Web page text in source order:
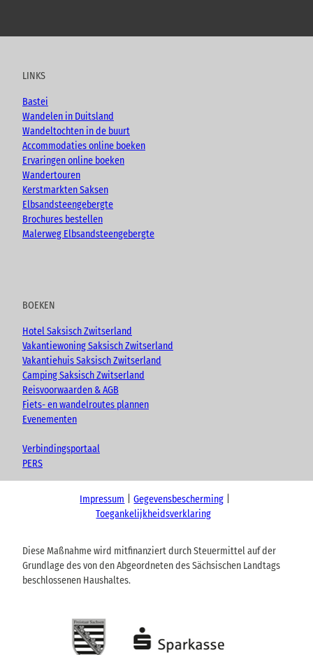
u
e
c
o
k
s
a
m
o
LINKS
Bastei
Wandelen in Duitsland
Wandeltochten in de buurt
Accommodaties online boeken
Ervaringen online boeken
Wandertouren
Kerstmarkten Saksen
Elbsandsteengebergte
Brochures bestellen
Malerweg Elbsandsteengebergte
BOEKEN
Hotel Saksisch Zwitserland
Vakantiewoning Saksisch Zwitserland
Vakantiehuis Saksisch Zwitserland
Camping Saksisch Zwitserland
Reisvoorwaarden & AGB
Fiets- en wandelroutes plannen
Evenementen
Verbindingsportaal
PERS
Impressum
Gegevensbescherming
Toegankelijkheidsverklaring
Diese Maßnahme wird mitfinanziert durch Steuermittel auf der
Grundlage des von den Abgeordneten des Sächsischen Landtags
beschlossenen Haushaltes.